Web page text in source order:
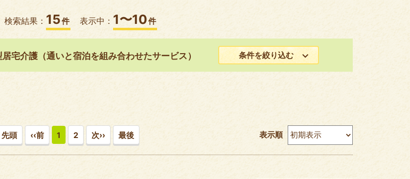
検索結果： 15件 表示中： 1〜10件
宅介護（通いと宿泊を組み合わせたサービス） 条件を絞り込む
先頭 ‹‹前 1 2 次›› 最後 表示順